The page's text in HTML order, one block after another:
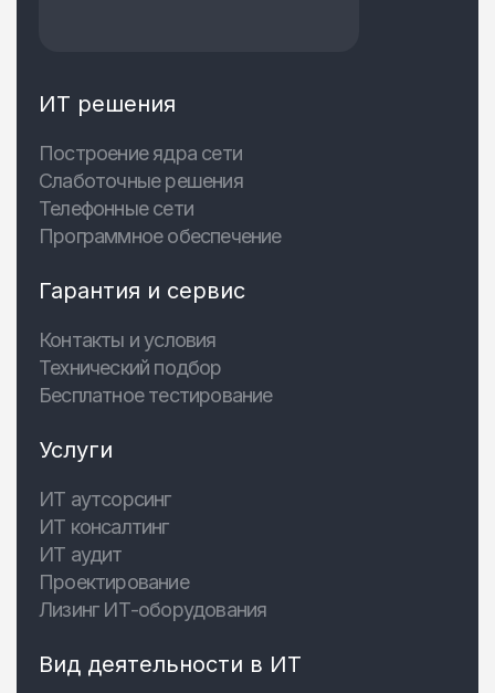
ИТ решения
Построение ядра сети
Слаботочные решения
Телефонные сети
Программное обеспечение
Гарантия и сервис
Контакты и условия
Технический подбор
Бесплатное тестирование
Услуги
ИТ аутсорсинг
ИТ консалтинг
ИТ аудит
Проектирование
Лизинг ИТ-оборудования
Вид деятельности в ИТ